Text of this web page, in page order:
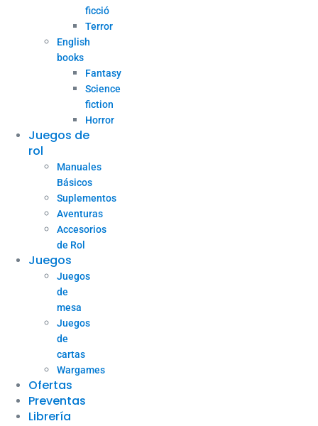
ficció
Terror
English
books
Fantasy
Science
fiction
Horror
Juegos de
rol
Manuales
Básicos
Suplementos
Aventuras
Accesorios
de Rol
Juegos
Juegos
de
mesa
Juegos
de
cartas
Wargames
Ofertas
Preventas
Librería